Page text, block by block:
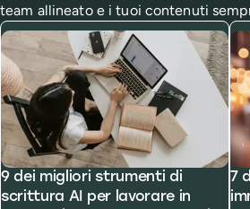
team allineato e i tuoi contenuti
9 dei migliori strumenti di
scrittura AI per lavorare in
7